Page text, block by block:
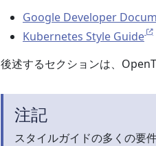
Google Developer
Kubernetes Style Guide
後述するセクションは、
注記
スタイルガイドの多くの要